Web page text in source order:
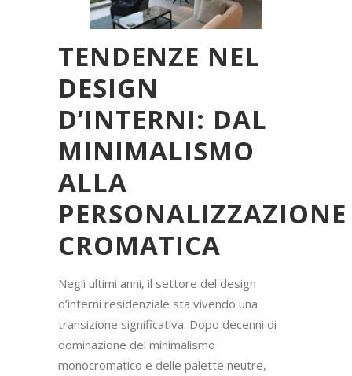
TENDENZE NEL
DESIGN
D’INTERNI: DAL
MINIMALISMO
ALLA
PERSONALIZZAZIONE
CROMATICA
Negli ultimi anni, il settore del design
d’interni residenziale sta vivendo una
transizione significativa. Dopo decenni di
dominazione del minimalismo
monocromatico e delle palette neutre,